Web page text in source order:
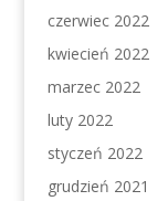
czerwiec 2022
kwiecień 2022
marzec 2022
luty 2022
styczeń 2022
grudzień 2021